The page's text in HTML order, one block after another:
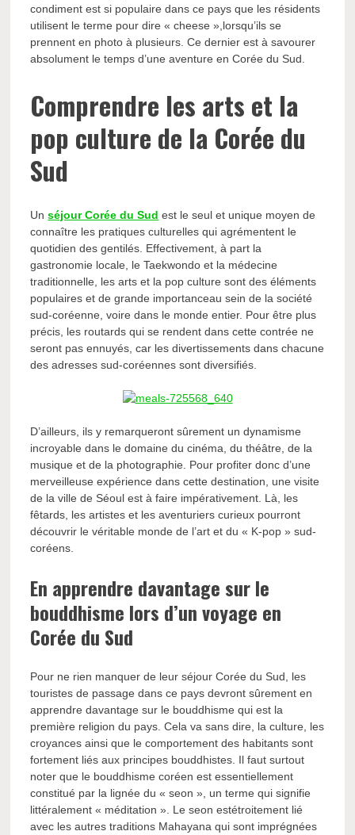
condiment est si populaire dans ce pays que les résidents
utilisent le terme pour dire « cheese »,lorsqu’ils se
prennent en photo à plusieurs. Ce dernier est à savourer
absolument le temps d’une aventure en Corée du Sud.
Comprendre les arts et la
pop culture de la Corée du
Sud
Unséjour Corée du Sud est le seul et unique moyen de
connaître les pratiques culturelles qui agrémentent le
quotidien des gentilés. Effectivement, à part la
gastronomie locale, le Taekwondo et la médecine
traditionnelle, les arts et la pop culture sont des éléments
populaires et de grande importanceau sein de la société
sud-coréenne, voire dans le monde entier. Pour être plus
précis, les routards qui se rendent dans cette contrée ne
seront pas ennuyés, car les divertissements dans chacune
des adresses sud-coréennes sont diversifiés.
D’ailleurs, ils y remarqueront sûrement un dynamisme
incroyable dans le domaine du cinéma, du théâtre, de la
musique et de la photographie. Pour profiter donc d’une
merveilleuse expérience dans cette destination, une visite
de la ville de Séoul est à faire impérativement. Là, les
fêtards, les artistes et les aventuriers curieux pourront
découvrir le véritable monde de l’art et du « K-pop » sud-
coréens.
En apprendre davantage sur le
bouddhisme lors d’un voyage en
Corée du Sud
Pour ne rien manquer de leur séjour Corée du Sud, les
touristes de passage dans ce pays devront sûrement en
apprendre davantage sur le bouddhisme qui est la
première religion du pays. Cela va sans dire, la culture, les
croyances ainsi que le comportement des habitants sont
fortement liés aux principes bouddhistes. Il faut surtout
noter que le bouddhisme coréen est essentiellement
constitué par la lignée du « seon », un terme qui signifie
littéralement « méditation ». Le seon estétroitement lié
avec les autres traditions Mahayana qui sont imprégnées